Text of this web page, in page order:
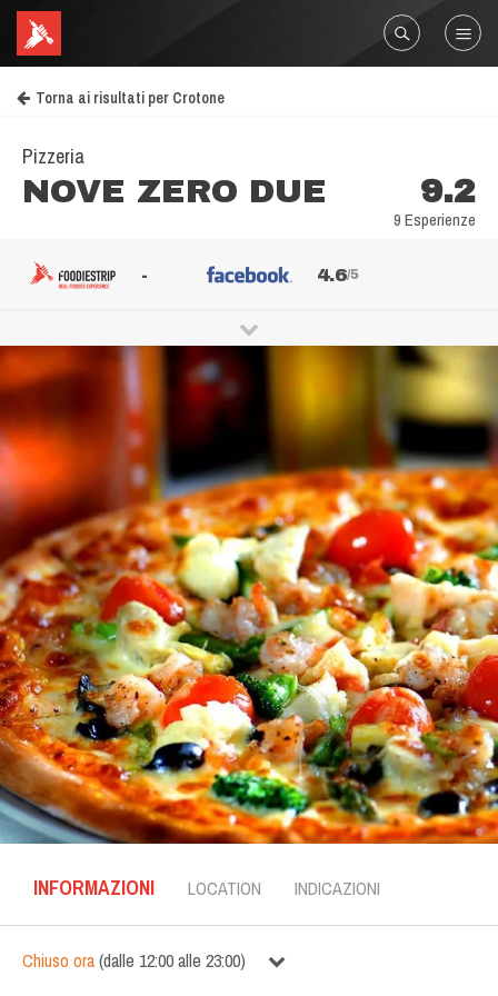
Torna ai risultati per Crotone
Pizzeria
NOVE ZERO DUE 9.2
9 Esperienze
- 4.6/5
INFORMAZIONI LOCATION INDICAZIONI
Chiuso ora(dalle 12:00alle 23:00)